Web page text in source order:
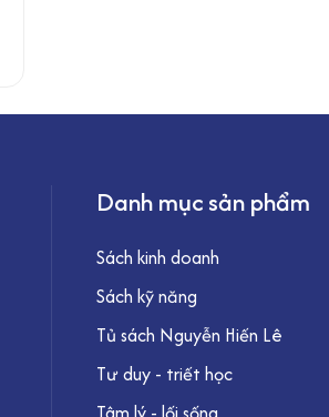
Danh mục sản phẩm
Sách kinh doanh
Sách kỹ năng
Tủ sách Nguyễn Hiến Lê
Tư duy - triết học